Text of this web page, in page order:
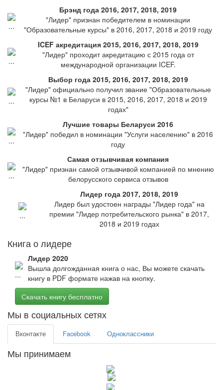
Брэнд года 2016, 2017, 2018, 2019
"Лидер" признан победителем в номинации
"Образовательные курсы" в 2016, 2017, 2018 и 2019 году
ICEF акредитация 2015, 2016, 2017, 2018, 2019
"Лидер" проходит акредитацию с 2015 года от
международной организации ICEF.
Выбор года 2015, 2016, 2017, 2018, 2019
"Лидер" официально получил звание "Образовательные
курсы №1 в Беларуси в 2015, 2016, 2017, 2018 и 2019
годах"
Лучшие товары Беларуси 2016
"Лидер" победил в номинации "Услуги населению" в 2016
году
Самая отзывчивая компания
"Лидер" признан самой отзывчивой компанией по мнению
белорусского сервиса отзывов
Лидер года 2017, 2018, 2019
Лидер был удостоен награды "Лидер года" на
премии "Лидер потребительского рынка" в 2017,
2018 и 2019 годах
Книга о лидере
Лидер 2020
Вышла долгожданная книга о нас, Вы можете скачать
книгу в PDF формате нажав на кнопку.
Скачать книгу бесплатно
Мы в социальных сетях
Вконтакте Facebook Одноклассники
Мы принимаем